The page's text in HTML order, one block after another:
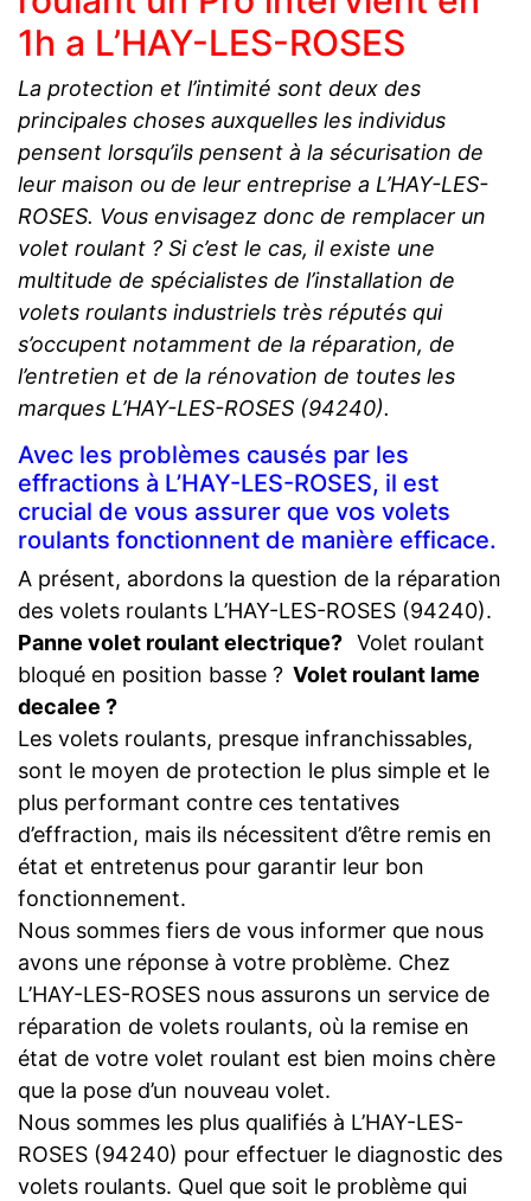
1h a L’HAY-LES-ROSES
La protection et l’intimité sont deux des
principales choses auxquelles les individus
pensent lorsqu’ils pensent à la sécurisation de
leur maison ou de leur entreprise a L’HAY-LES-
ROSES. Vous envisagez donc de remplacer un
volet roulant ? Si c’est le cas, il existe une
multitude de spécialistes de l’installation de
volets roulants industriels très réputés qui
s’occupent notamment de la réparation, de
l’entretien et de la rénovation de toutes les
marques L’HAY-LES-ROSES (94240).
Avec les problèmes causés par les
effractions à L’HAY-LES-ROSES, il est
crucial de vous assurer que vos volets
roulants fonctionnent de manière efficace.
A présent, abordons la question de la réparation
des volets roulants L’HAY-LES-ROSES (94240).
Panne volet roulant electrique? Volet roulant
bloqué en position basse ? Volet roulant lame
decalee ?
Les volets roulants, presque infranchissables,
sont le moyen de protection le plus simple et le
plus performant contre ces tentatives
d’effraction, mais ils nécessitent d’être remis en
état et entretenus pour garantir leur bon
fonctionnement.
Nous sommes fiers de vous informer que nous
avons une réponse à votre problème. Chez
L’HAY-LES-ROSES nous assurons un service de
réparation de volets roulants, où la remise en
état de votre volet roulant est bien moins chère
que la pose d’un nouveau volet.
Nous sommes les plus qualifiés à L’HAY-LES-
ROSES (94240) pour effectuer le diagnostic des
volets roulants. Quel que soit le problème qui